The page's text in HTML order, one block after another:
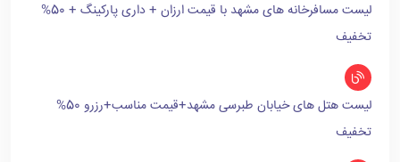
لیست مسافرخانه های مشهد با قیمت ارزان + داری پارکینگ + 50%
تخفیف
لیست هتل های خیابان طبرسی مشهد+قیمت مناسب+رزرو 50%
تخفیف